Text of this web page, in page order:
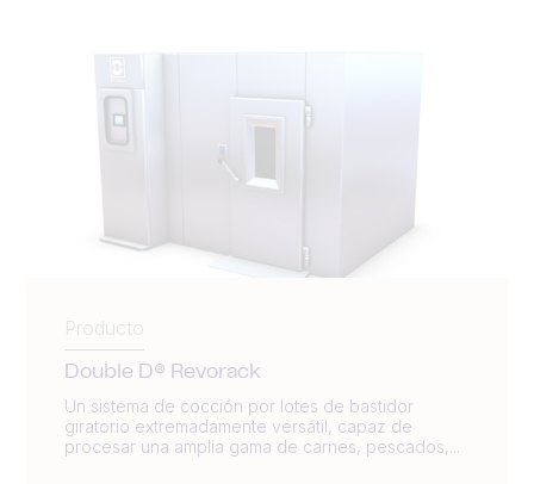
Producto
Double D® Revorack
Un sistema de cocción por lotes de bastidor
giratorio extremadamente versátil, capaz de
procesar una amplia gama de carnes, pescados,...